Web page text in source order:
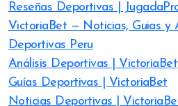
Reseñas Deportivas |
VictoriaBet — Noticias, Guias y
Deportivas Peru
Análisis Deportivas | VictoriaBet
Guías Deportivas | VictoriaBet
Noticias Deportivas |